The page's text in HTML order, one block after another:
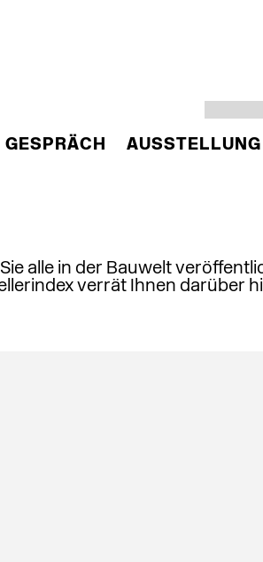
GESPRÄCH AUSSTELLUNG
alle in der Bauwelt
verrät Ihnen darüber